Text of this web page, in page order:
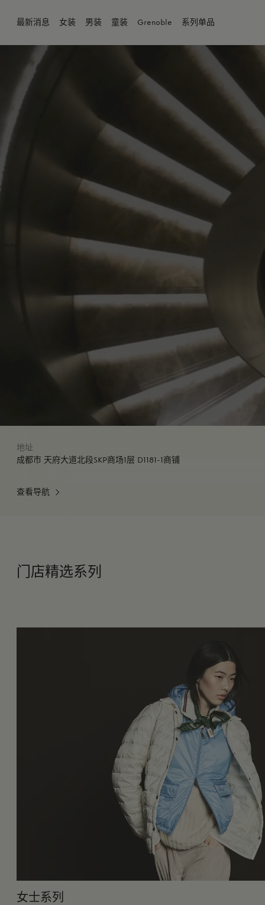
最新消息 女装 男装 童装 Grenoble 系列单品
地址
成都市 天府大道北段SKP商场1层 D1181-1商铺
查看导航
门店精选系列
女士系列